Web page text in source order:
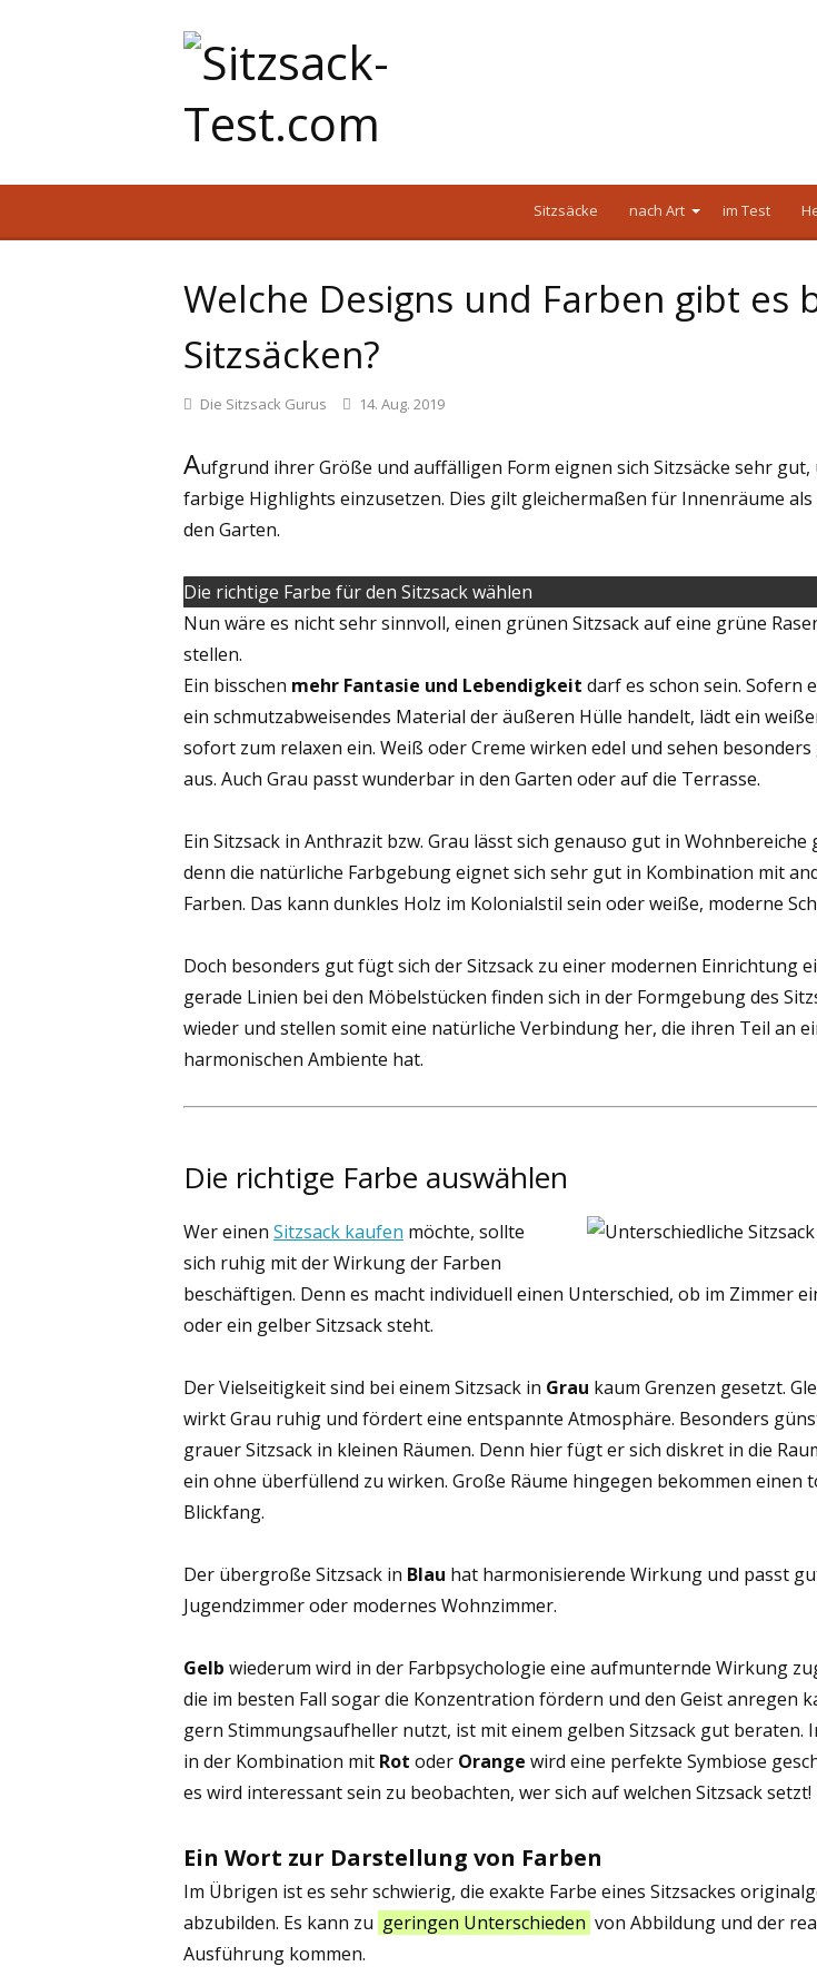
Sitzsäcke nach Art im Test
Welche Designs und Farben gibt es
Sitzsäcken?
Die Sitzsack Gurus 14. Aug. 2019
Aufgrund ihrer Größe und auffälligen Form eignen sich Sitzsäcke sehr gut,
farbige Highlights einzusetzen. Dies gilt gleichermaßen für Innenräume
den Garten.
Die richtige Farbe für den Sitzsack wählen
Nun wäre es nicht sehr sinnvoll, einen grünen Sitzsack auf eine grüne
stellen.
Ein bisschen mehr Fantasie und Lebendigkeit darf es schon sein. Sofern
ein schmutzabweisendes Material der äußeren Hülle handelt, lädt ein
sofort zum relaxen ein. Weiß oder Creme wirken edel und sehen
aus. Auch Grau passt wunderbar in den Garten oder auf die Terrasse.
Ein Sitzsack in Anthrazit bzw. Grau lässt sich genauso gut in Wohnbereiche
denn die natürliche Farbgebung eignet sich sehr gut in Kombination mit
Farben. Das kann dunkles Holz im Kolonialstil sein oder weiße, moderne
Doch besonders gut fügt sich der Sitzsack zu einer modernen Einrichtung
gerade Linien bei den Möbelstücken finden sich in der Formgebung des
wieder und stellen somit eine natürliche Verbindung her, die ihren Teil an
harmonischen Ambiente hat.
Die richtige Farbe auswählen
Wer einen Sitzsack kaufen möchte, sollte
sich ruhig mit der Wirkung der Farben
beschäftigen. Denn es macht individuell einen Unterschied, ob im Zimmer
oder ein gelber Sitzsack steht.
Der Vielseitigkeit sind bei einem Sitzsack in Grau kaum Grenzen gesetzt.
wirkt Grau ruhig und fördert eine entspannte Atmosphäre. Besonders
grauer Sitzsack in kleinen Räumen. Denn hier fügt er sich diskret in die
ein ohne überfüllend zu wirken. Große Räume hingegen bekommen einen
Blickfang.
Der übergroße Sitzsack in Blau hat harmonisierende Wirkung und passt
Jugendzimmer oder modernes Wohnzimmer.
Gelb wiederum wird in der Farbpsychologie eine aufmunternde Wirkung
die im besten Fall sogar die Konzentration fördern und den Geist anregen
gern Stimmungsaufheller nutzt, ist mit einem gelben Sitzsack gut beraten.
in der Kombination mit Rot oder Orange wird eine perfekte Symbiose
es wird interessant sein zu beobachten, wer sich auf welchen Sitzsack setzt!
Ein Wort zur Darstellung von Farben
Im Übrigen ist es sehr schwierig, die exakte Farbe eines Sitzsackes
abzubilden. Es kann zu geringen Unterschieden von Abbildung und der
Ausführung kommen.